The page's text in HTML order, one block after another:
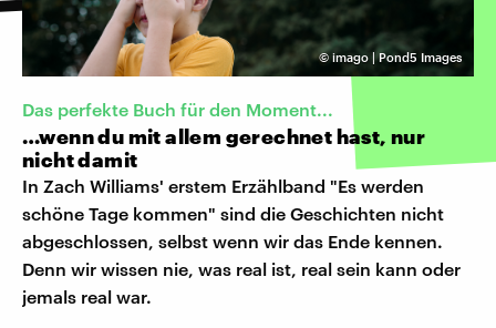
© imago | Pond5 Images
Das perfekte Buch für den Moment...
…wenn du mit allem gerechnet hast, nur
nicht damit
In Zach Williams' erstem Erzählband "Es werden
schöne Tage kommen" sind die Geschichten nicht
abgeschlossen, selbst wenn wir das Ende kennen.
Denn wir wissen nie, was real ist, real sein kann oder
jemals real war.